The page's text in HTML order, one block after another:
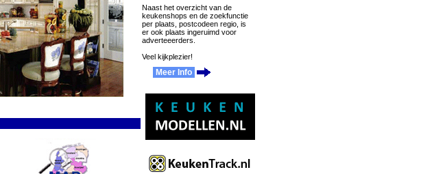
Naast het overzicht van de
keukenshops en de zoekfunctie
per plaats, postcodeen regio, is
er ook plaats ingeruimd voor
adverteeerders.
Veel kijkplezier!
Meer Info